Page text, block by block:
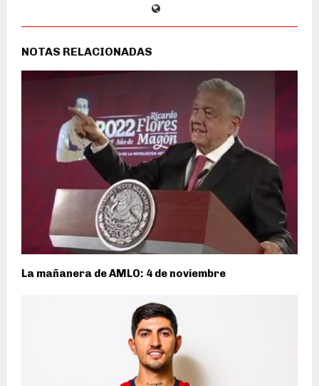
NOTAS RELACIONADAS
La mañanera de AMLO: 4 de noviembre